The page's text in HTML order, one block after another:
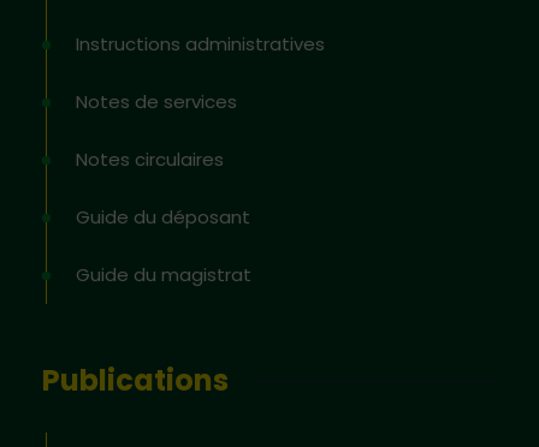
Instructions administratives
Notes de services
Notes circulaires
Guide du déposant
Guide du magistrat
Publications